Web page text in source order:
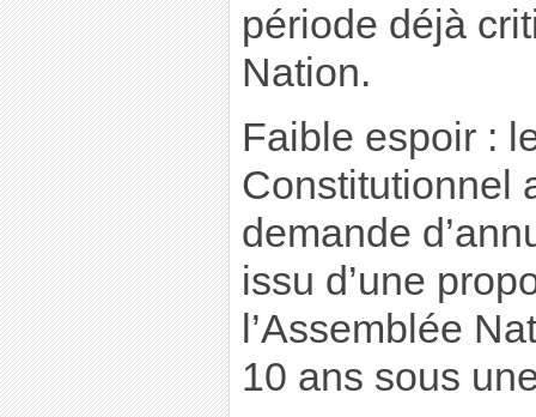
période déjà
Nation.
Faible espoir :
Constitutionnel
demande
issu d’une
l’Assemblée
10 ans sous